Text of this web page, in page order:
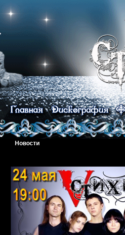
Новости